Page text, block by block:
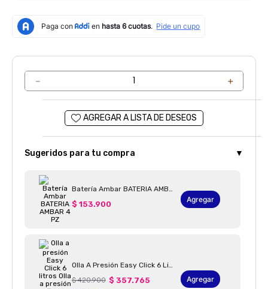
＋
－
Sugeridos para tu compra ▼
Batería Ambar BATERIA AMBAR 4 PZ
$ 153.900
Agregar
$ 420.900 $ 357.765 Agregar